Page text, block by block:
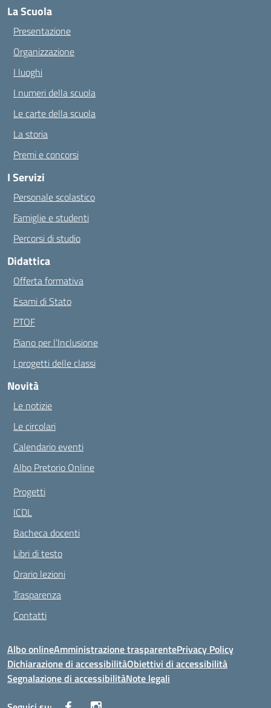
La Scuola
Presentazione
Organizzazione
I luoghi
I numeri della scuola
Le carte della scuola
La storia
Premi e concorsi
I Servizi
Personale scolastico
Famiglie e studenti
Percorsi di studio
Didattica
Offerta formativa
Esami di Stato
PTOF
Piano per l’Inclusione
I progetti delle classi
Novità
Le notizie
Le circolari
Calendario eventi
Albo Pretorio Online
Progetti
ICDL
Bacheca docenti
Libri di testo
Orario lezioni
Trasparenza
Contatti
Albo onlineAmministrazione trasparentePrivacy Policy
Dichiarazione di accessibilitàObiettivi di accessibilità
Segnalazione di accessibilitàNote legali